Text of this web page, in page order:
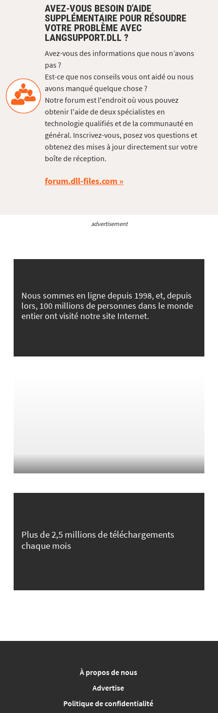
AVEZ-VOUS BESOIN D'AIDE
SUPPLÉMENTAIRE POUR RÉSOUDRE
VOTRE PROBLÈME AVEC
LANGSUPPORT.DLL ?
Avez-vous des informations que nous n’avons
pas ?
Est-ce que nos conseils vous ont aidé ou nous
avons manqué quelque chose ?
Notre forum est l'endroit où vous pouvez
obtenir l'aide de deux spécialistes en
technologie qualifiés et de la communauté en
général. Inscrivez-vous, posez vos questions et
obtenez des mises à jour directement sur votre
boîte de réception.
forum.dll-files.com
advertisement
Nous sommes en ligne depuis 1998, et, depuis
lors, 100 millions de personnes dans le monde
entier ont visité notre site Internet.
Plus de 2,5 millions de téléchargements
chaque mois
À propos de nous
Advertise
Politique de confidentialité